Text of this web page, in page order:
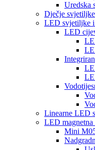
Uredska
Dječje svjetiljke
LED svjetiljke
LED
Linearne LED
LED magnetna
Mini